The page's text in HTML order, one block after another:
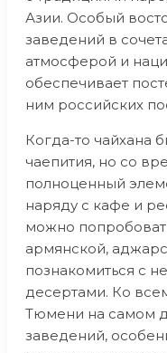
Азии. Особый
заведений в
атмосферой и
обеспечивает
ним российских
Когда-то чайхана
чаепития, но со
полноценный
наряду с кафе и
можно
армянской,
познакомиться с
десертами. Ко
Тюмени на самом
заведений,